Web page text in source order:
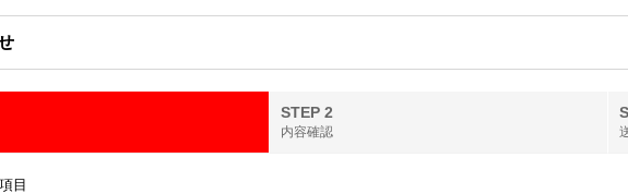
STEP 2
内容確認
目